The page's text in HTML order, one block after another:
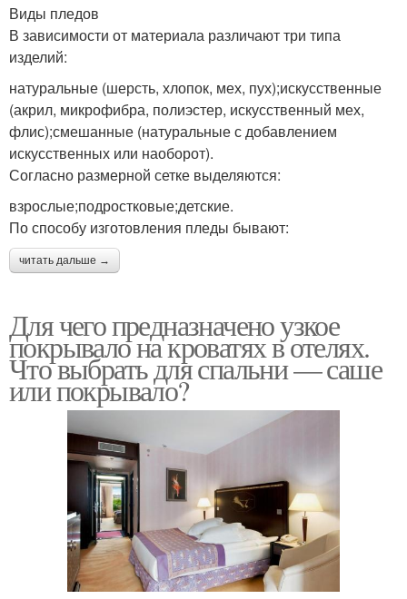
Виды пледов
В зависимости от материала различают три типа
изделий:
натуральные (шерсть, хлопок, мех, пух);искусственные
(акрил, микрофибра, полиэстер, искусственный мех,
флис);смешанные (натуральные с добавлением
искусственных или наоборот).
Согласно размерной сетке выделяются:
взрослые;подростковые;детские.
По способу изготовления пледы бывают:
читать дальше →
Для чего предназначено узкое
покрывало на кроватях в отелях.
Что выбрать для спальни — саше
или покрывало?